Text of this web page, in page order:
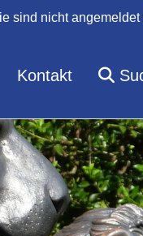
sind nicht angemeldet
Kontakt